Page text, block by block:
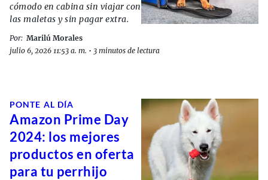
cómodo en cabina sin viajar con
las maletas y sin pagar extra.
Por: Marilú Morales
julio 6, 2026 11:53 a. m. • 3 minutos de lectura
PONTE AL DÍA
Amazon Prime Day
2024: los mejores
productos en oferta
para tu perrhijo